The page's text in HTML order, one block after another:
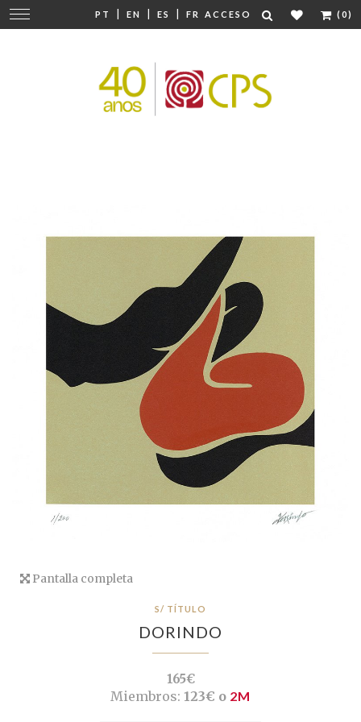
PT | EN | ES | FR ACCESO (0)
Cambiar
navegación
Pantalla completa
S/ TÍTULO
DORINDO
165€
Miembros: 123€ o 2M